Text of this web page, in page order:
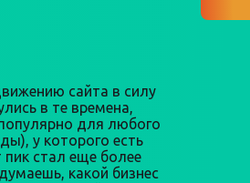
сайта в силу
в те времена,
для любого
у которого есть
пик стал еще более
какой бизнес